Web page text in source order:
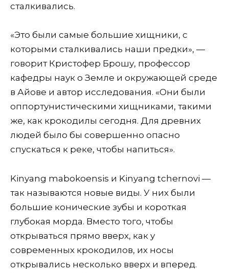
сталкивались.
«Это были самые большие хищники, с
которыми сталкивались наши предки», —
говорит Кристофер Брошу, профессор
кафедры наук о Земле и окружающей среде
в Айове и автор исследования. «Они были
оппортунистическими хищниками, такими
же, как крокодилы сегодня. Для древних
людей было бы совершенно опасно
спускаться к реке, чтобы напиться».
Kinyang mabokoensis и Kinyang tchernovi —
так называются новые виды. У них были
большие конические зубы и короткая
глубокая морда. Вместо того, чтобы
открываться прямо вверх, как у
современных крокодилов, их носы
открывались несколько вверх и вперед.